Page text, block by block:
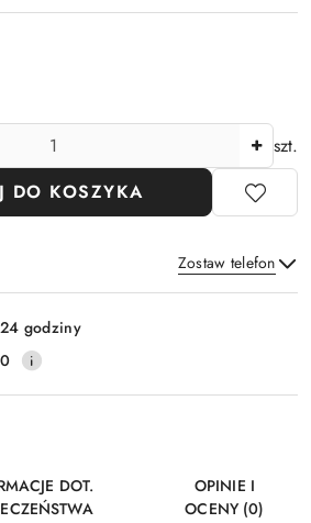
szt.
DO KOSZYKA
Zostaw telefon
Wyślij
24 godziny
0
DOT.
OPINIE I
OCENY (0)